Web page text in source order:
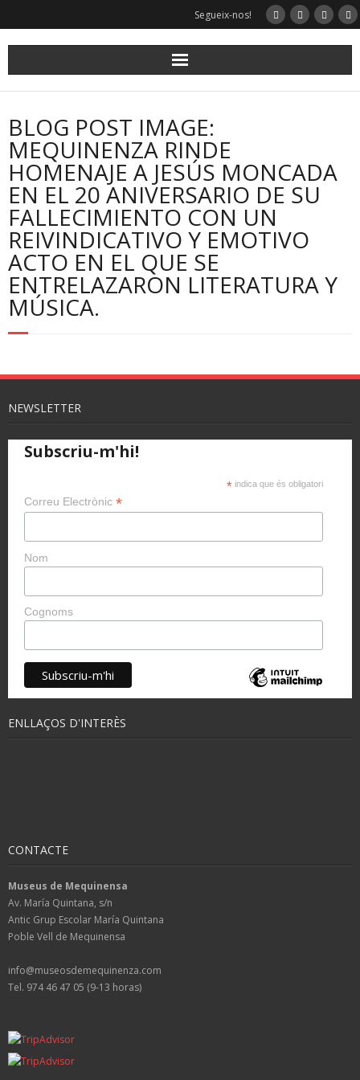
Segueix-nos!
BLOG POST IMAGE:
MEQUINENZA RINDE
HOMENAJE A JESÚS MONCADA
EN EL 20 ANIVERSARIO DE SU
FALLECIMIENTO CON UN
REIVINDICATIVO Y EMOTIVO
ACTO EN EL QUE SE
ENTRELAZARON LITERATURA Y
MÚSICA.
NEWSLETTER
Subscriu-m'hi!
* indica que és obligatori
Correu Electrònic *
Nom
Cognoms
ENLLAÇOS D'INTERÈS
CONTACTE
Museus de Mequinensa
Av. María Quintana, s/n
Antic Grup Escolar María Quintana
Poble Vell de Mequinensa
info@museosdemequinenza.com
Tel. 974 46 47 05 (9-13 horas)